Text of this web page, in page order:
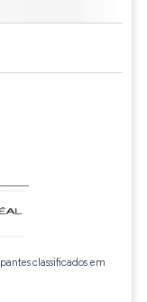
classificados em